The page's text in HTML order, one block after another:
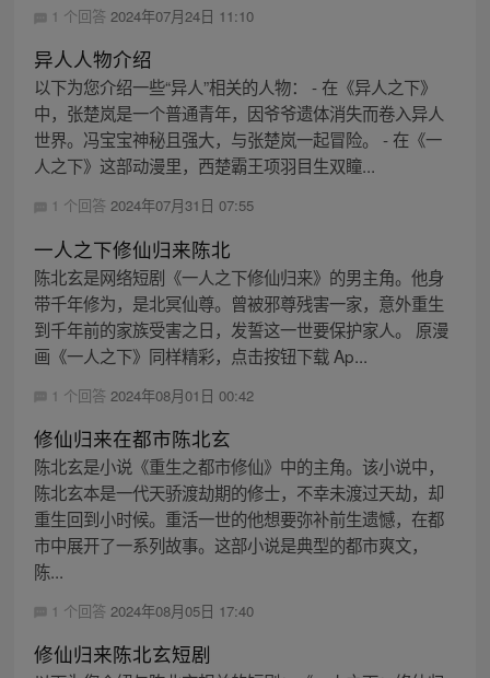
1 个回答 2024年07月24日 11:10
异人人物介绍
以下为您介绍一些“异人”相关的人物： - 在《异人之下》
中，张楚岚是一个普通青年，因爷爷遗体消失而卷入异人
世界。冯宝宝神秘且强大，与张楚岚一起冒险。 - 在《一
人之下》这部动漫里，西楚霸王项羽目生双瞳...
1 个回答 2024年07月31日 07:55
一人之下修仙归来陈北
陈北玄是网络短剧《一人之下修仙归来》的男主角。他身
带千年修为，是北冥仙尊。曾被邪尊残害一家，意外重生
到千年前的家族受害之日，发誓这一世要保护家人。 原漫
画《一人之下》同样精彩，点击按钮下载 Ap...
1 个回答 2024年08月01日 00:42
修仙归来在都市陈北玄
陈北玄是小说《重生之都市修仙》中的主角。该小说中，
陈北玄本是一代天骄渡劫期的修士，不幸未渡过天劫，却
重生回到小时候。重活一世的他想要弥补前生遗憾，在都
市中展开了一系列故事。这部小说是典型的都市爽文，
陈...
1 个回答 2024年08月05日 17:40
修仙归来陈北玄短剧